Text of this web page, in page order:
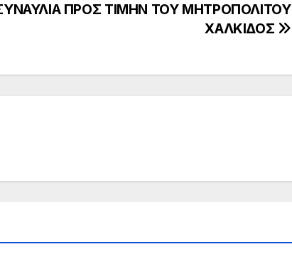
ΠΡΟΣ ΤΙΜΗΝ ΤΟΥ ΜΗΤΡΟΠΟΛΙΤΟΥ
ΧΑΛΚΙΔΟΣ